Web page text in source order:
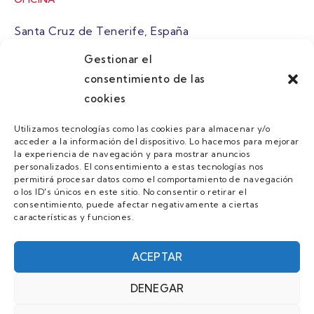
Gestionar el
consentimiento de las
cookies
Utilizamos tecnologías como las cookies para almacenar y/o
acceder a la información del dispositivo. Lo hacemos para mejorar
la experiencia de navegación y para mostrar anuncios
personalizados. El consentimiento a estas tecnologías nos
permitirá procesar datos como el comportamiento de navegación
o los ID's únicos en este sitio. No consentir o retirar el
consentimiento, puede afectar negativamente a ciertas
características y funciones.
ACEPTAR
DENEGAR
Santa Cruz de Tenerife, España
atuaire@grupoatuaire.com
+34 638765829
MENU
Quienes Somos
Guias
Contacto
Únete